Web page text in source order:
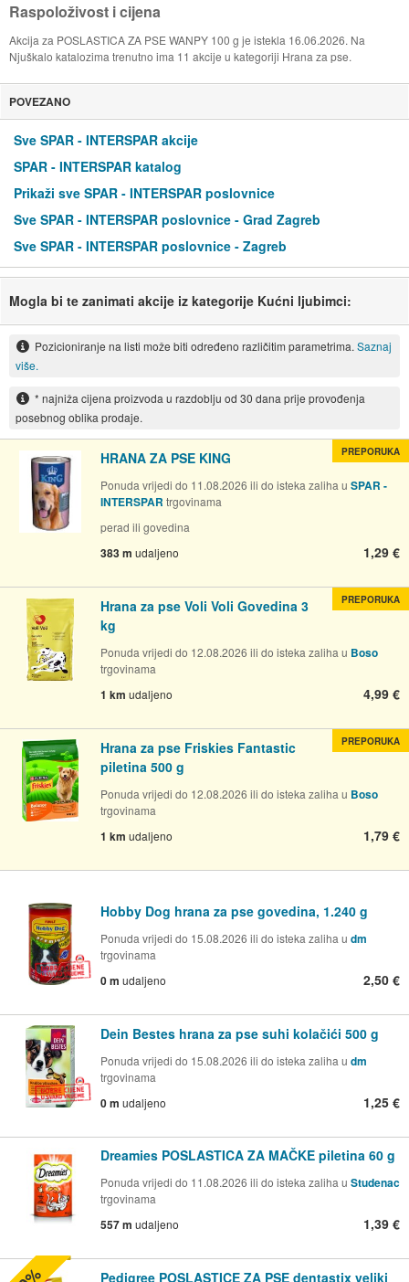
Raspoloživost i cijena
Akcija za POSLASTICA ZA PSE WANPY 100 g je istekla 16.06.2026. Na
Njuškalo katalozima trenutno ima 11 akcije u kategoriji Hrana za pse.
POVEZANO
Sve SPAR - INTERSPAR akcije
SPAR - INTERSPAR katalog
Prikaži sve SPAR - INTERSPAR poslovnice
Sve SPAR - INTERSPAR poslovnice - Grad Zagreb
Sve SPAR - INTERSPAR poslovnice - Zagreb
Mogla bi te zanimati akcije iz kategorije Kućni ljubimci:
Pozicioniranje na listi može biti određeno različitim parametrima. Saznaj
više.
* najniža cijena proizvoda u razdoblju od 30 dana prije provođenja
posebnog oblika prodaje.
HRANA ZA PSE KING
Ponuda vrijedi do 11.08.2026 ili do isteka zaliha u SPAR -
INTERSPAR trgovinama
perad ili govedina
383 m udaljeno 1,29 €
PREPORUKA
Hrana za pse Voli Voli Govedina 3
kg
Ponuda vrijedi do 12.08.2026 ili do isteka zaliha u Boso
trgovinama
1 km udaljeno 4,99 €
PREPORUKA
Hrana za pse Friskies Fantastic
piletina 500 g
Ponuda vrijedi do 12.08.2026 ili do isteka zaliha u Boso
trgovinama
1 km udaljeno 1,79 €
PREPORUKA
Hobby Dog hrana za pse govedina, 1.240 g
Ponuda vrijedi do 15.08.2026 ili do isteka zaliha u dm
trgovinama
0 m udaljeno 2,50 €
Dein Bestes hrana za pse suhi kolačići 500 g
Ponuda vrijedi do 15.08.2026 ili do isteka zaliha u dm
trgovinama
0 m udaljeno 1,25 €
Dreamies POSLASTICA ZA MAČKE piletina 60 g
Ponuda vrijedi do 11.08.2026 ili do isteka zaliha u Studenac
trgovinama
557 m udaljeno 1,39 €
Pedigree POSLASTICE ZA PSE dentastix veliki